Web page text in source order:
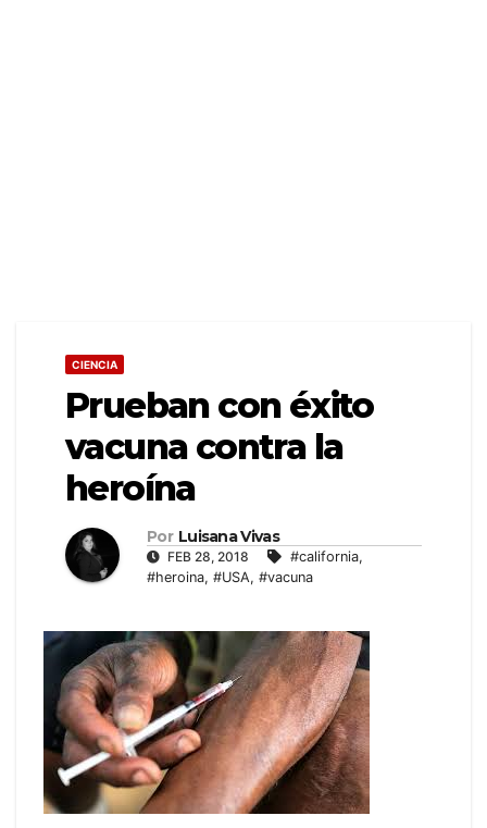
CIENCIA
Prueban con éxito
vacuna contra la
heroína
Por Luisana Vivas
FEB 28, 2018 #california,
#heroina, #USA, #vacuna